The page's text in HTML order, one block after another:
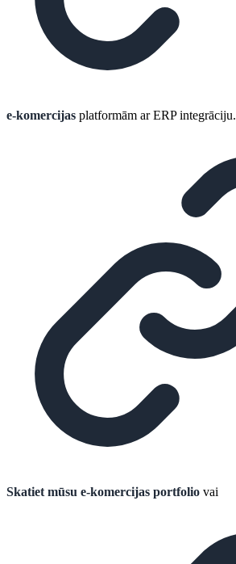
e-komercijas platformām ar ERP integrāciju.
Skatiet mūsu e-komercijas portfolio vai